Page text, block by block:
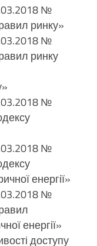
№
ринку»
№
ринку
№
№
енергії»
№
енергії»
доступу